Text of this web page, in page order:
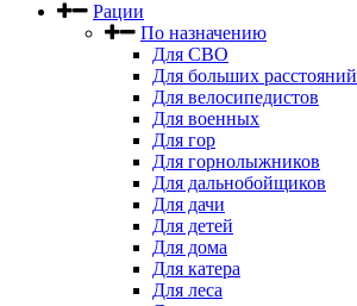
Рации
По назначению
Для СВО
Для больших расстояний
Для велосипедистов
Для военных
Для гор
Для горнолыжников
Для дальнобойщиков
Для дачи
Для детей
Для дома
Для катера
Для леса